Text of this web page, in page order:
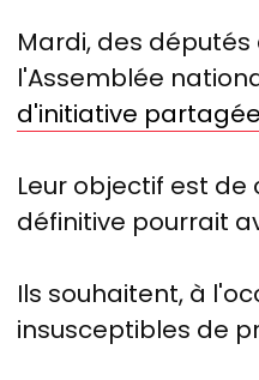
Mardi, des
l'Assemblée
d'initiative partagée
Leur objectif est
définitive pourrait
Ils souhaitent, à
insusceptibles de